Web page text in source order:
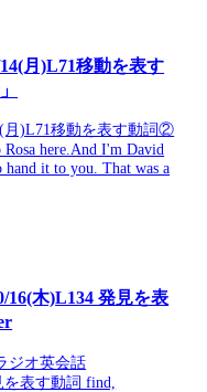
月)L71移動を表す
月)L71移動を表す動詞②
here.And I'm David
hand it to you. That was a
16(木)L134 発見を表
ジオ英会話
表す動詞 find,